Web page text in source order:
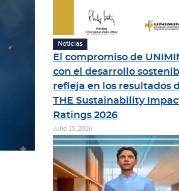
Noticias
El compromiso de
con el desarrollo
refleja en los resultados
THE Sustainability
Ratings 2026
Julio 15, 2026